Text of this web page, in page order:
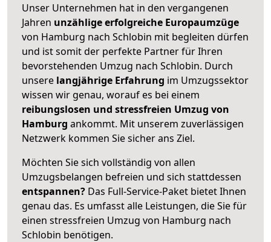
Unser Unternehmen hat in den vergangenen
Jahren unzählige erfolgreiche Europaumzüge
von Hamburg nach Schlobin mit begleiten dürfen
und ist somit der perfekte Partner für Ihren
bevorstehenden Umzug nach Schlobin. Durch
unsere langjährige Erfahrung im Umzugssektor
wissen wir genau, worauf es bei einem
reibungslosen und stressfreien Umzug von
Hamburg ankommt. Mit unserem zuverlässigen
Netzwerk kommen Sie sicher ans Ziel.
Möchten Sie sich vollständig von allen
Umzugsbelangen befreien und sich stattdessen
entspannen? Das Full-Service-Paket bietet Ihnen
genau das. Es umfasst alle Leistungen, die Sie für
einen stressfreien Umzug von Hamburg nach
Schlobin benötigen.